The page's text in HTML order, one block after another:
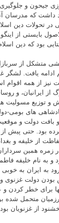
جیحون و جلوگیری
که مدرسان
تحولات دین
بایستی از
بود که دین
متشکل از
یافت. لشگر
نیز از همه اقوام
ایرانیان، و
و توزیع
های بومی-
بافت دولت و
بود. حتی پیش از
از خلیفه و
زمره همین
به نام خلیفه
به ایران به
دولت غزنوی و
برای خطر کردن
متحمل شده
از غزنویان